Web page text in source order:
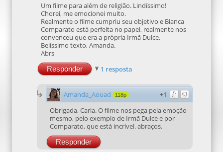
Um filme para além de religião. Lindíssimo!
Chorei, me emocionei muito.
Realmente o filme cumpriu seu objetivo e Bianca
Comparato está perfeita no papel, realmente nos
convenceu que era a própria Irmã Dulce.
Belíssimo texto, Amanda.
Abrs
Responder 1 resposta
+1
Amanda_Aouad 118p
Obrigada, Carla. O filme nos pega pela emoção
mesmo, pelo exemplo de Irmã Dulce e por
Comparato, que está incrível. abraços.
Responder